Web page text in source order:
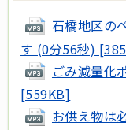
石橋地区の
す (0分56秒)
ごみ減量化
[559KB]
お供え物は